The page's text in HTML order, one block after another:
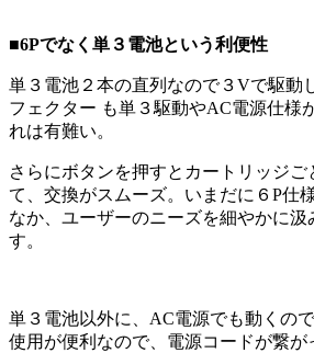
■6Pでなく単３電池という利便性
単３電池２本の直列なので３Vで駆動
フェクター も単３駆動やAC電源仕様
れは有難い。
さらにボタンを押すとカートリッジ
て、交換がスムーズ。いまだに６P仕
なか、ユーザーのニーズを細やかに汲
す。
単３電池以外に、AC電源でも動くの
使用が便利なので、電源コードが繋が